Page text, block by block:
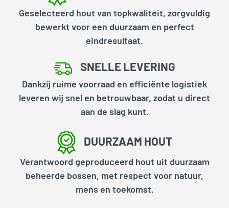
Geselecteerd hout van topkwaliteit, zorgvuldig
bewerkt voor een duurzaam en perfect
eindresultaat.
SNELLE LEVERING
Dankzij ruime voorraad en efficiënte logistiek
leveren wij snel en betrouwbaar, zodat u direct
aan de slag kunt.
DUURZAAM HOUT
Verantwoord geproduceerd hout uit duurzaam
beheerde bossen, met respect voor natuur,
mens en toekomst.